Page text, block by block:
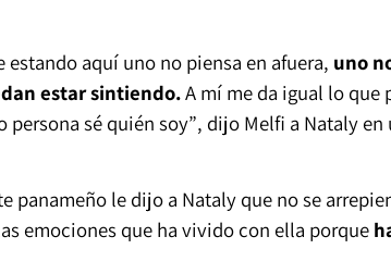
aquí uno no piensa en afuera, uno
estar sintiendo.A mí me da igual lo que
sé quién soy”, dijo Melfi a Nataly
panameño le dijo a Nataly que no se
emociones que ha vivido con ella porque